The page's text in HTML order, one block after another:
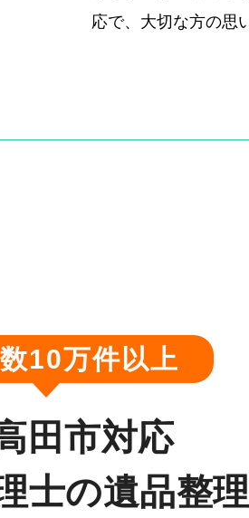
応で、大切な方の思
10万件以上
田市対応
士の遺品整理